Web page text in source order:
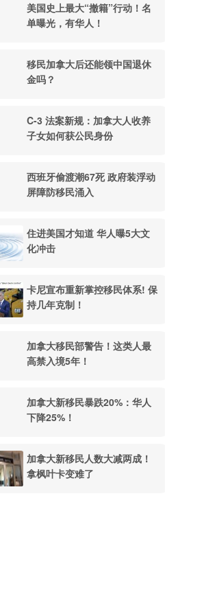
美国史上最大“撤籍”行动！名
单曝光，有华人！
移民加拿大后还能领中国退休
金吗？
C-3 法案新规：加拿大人收养
子女如何获公民身份
西班牙偷渡潮67死 政府装浮动
屏障防移民涌入
住进美国才知道 华人曝5大文
化冲击
卡尼宣布重新掌控移民体系! 保
持几年克制！
加拿大移民部警告！这类人最
高禁入境5年！
加拿大新移民暴跌20%：华人
下降25%！
加拿大新移民人数大减两成！
拿枫叶卡变难了